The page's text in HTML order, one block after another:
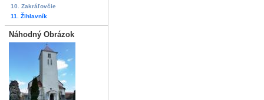
10. Zakráľovčie
11. Žihlavník
Náhodný Obrázok